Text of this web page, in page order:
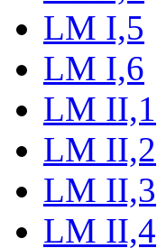
LM I,5
LM I,6
LM II,1
LM II,2
LM II,3
LM II,4